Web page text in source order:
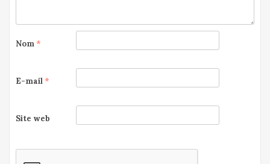
Nom *
E-mail *
Site web